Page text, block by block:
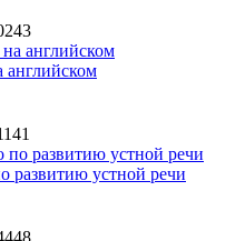
английском
развитию устной речи